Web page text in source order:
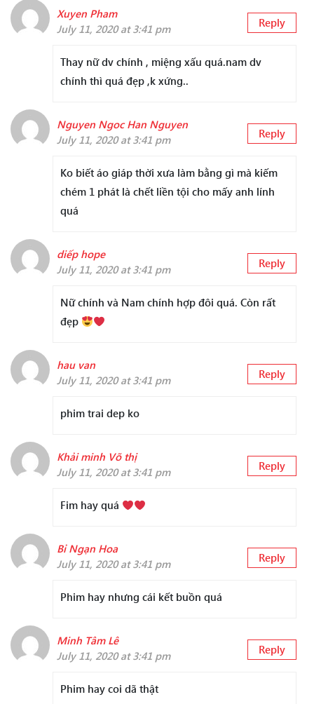
Xuyen Pham
July 11, 2020 at 3:41 pm
Reply
Thay nữ dv chính , miệng xấu quá.nam dv
chính thì quá đẹp ,k xứng..
Nguyen Ngoc Han Nguyen
July 11, 2020 at 3:41 pm
Reply
Ko biết áo giáp thời xưa làm bằng gì mà kiếm
chém 1 phát là chết liền tội cho mấy anh lính
quá
diếp hope
July 11, 2020 at 3:41 pm
Reply
Nữ chính và Nam chính hợp đôi quá. Còn rất
đẹp
hau van
July 11, 2020 at 3:41 pm
Reply
phim trai dep ko
Khải minh Võ thị
July 11, 2020 at 3:41 pm
Reply
Fim hay quá
Bỉ Ngạn Hoa
July 11, 2020 at 3:41 pm
Reply
Phim hay nhưng cái kết buồn quá
Minh Tâm Lê
July 11, 2020 at 3:41 pm
Reply
Phim hay coi dã thật